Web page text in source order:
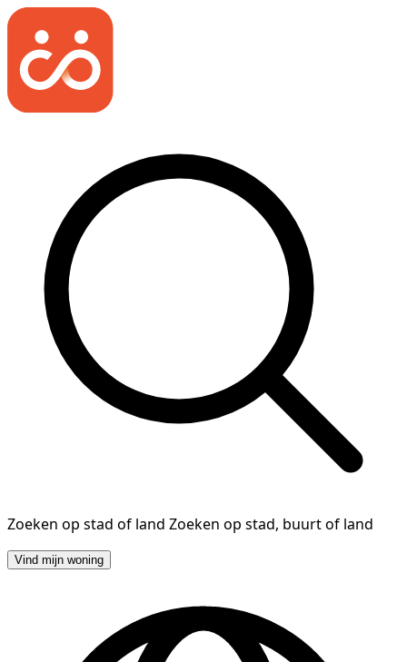
Zoeken op stad of land Zoeken op stad, buurt of land
Vind mijn woning